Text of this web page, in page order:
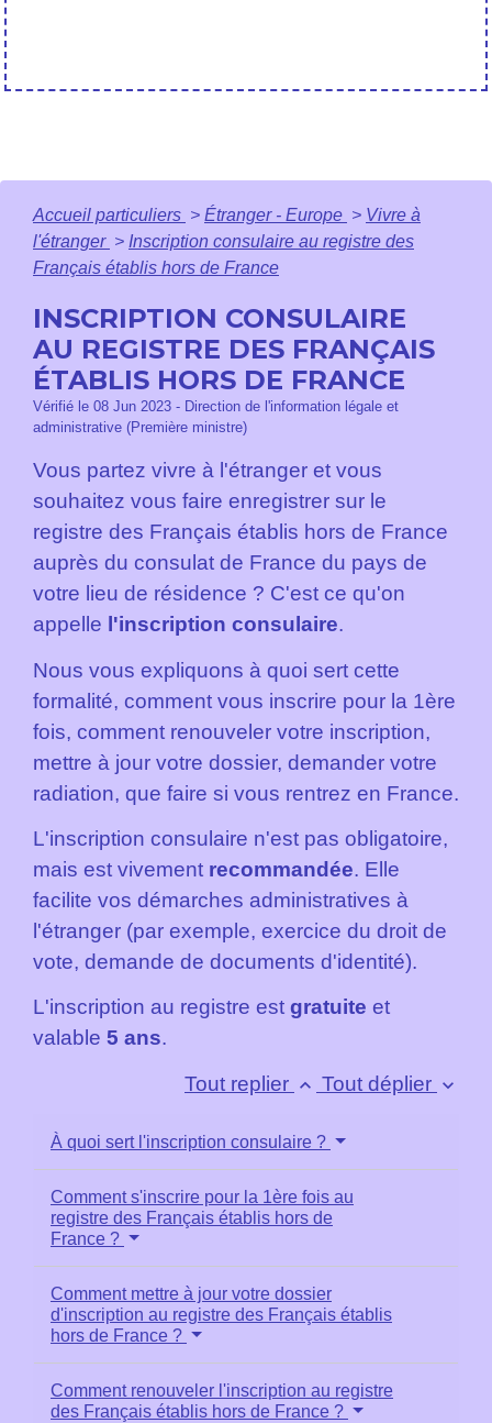
Accueil particuliers > Étranger - Europe > Vivre à
l'étranger > Inscription consulaire au registre des
Français établis hors de France
INSCRIPTION CONSULAIRE
AU REGISTRE DES FRANÇAIS
ÉTABLIS HORS DE FRANCE
Vérifié le 08 Jun 2023 - Direction de l'information légale et
administrative (Première ministre)
Vous partez vivre à l'étranger et vous
souhaitez vous faire enregistrer sur le
registre des Français établis hors de France
auprès du consulat de France du pays de
votre lieu de résidence ? C'est ce qu'on
appelle l'inscription consulaire.
Nous vous expliquons à quoi sert cette
formalité, comment vous inscrire pour la 1ère
fois, comment renouveler votre inscription,
mettre à jour votre dossier, demander votre
radiation, que faire si vous rentrez en France.
L'inscription consulaire n'est pas obligatoire,
mais est vivement recommandée. Elle
facilite vos démarches administratives à
l'étranger (par exemple, exercice du droit de
vote, demande de documents d'identité).
L'inscription au registre est gratuite et
valable 5 ans.
Tout replier keyboard_arrow_up Tout déplier keyboard_arrow_down
À quoi sert l'inscription consulaire ?
Comment s'inscrire pour la 1ère fois au
registre des Français établis hors de
France ?
Comment mettre à jour votre dossier
d'inscription au registre des Français établis
hors de France ?
Comment renouveler l'inscription au registre
des Français établis hors de France ?